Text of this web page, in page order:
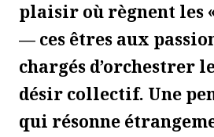
plaisir où règnent les
— ces êtres aux
chargés d’orchestrer
désir collectif. Une
qui résonne